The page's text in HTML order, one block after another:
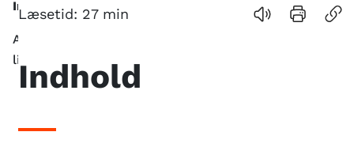
Indhold
Anbefalede
links
Læsetid: 27min
Indhold